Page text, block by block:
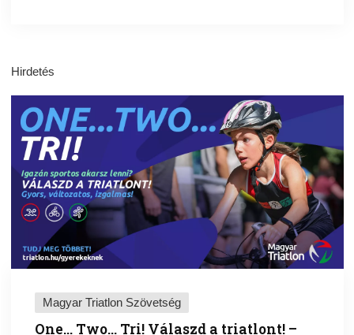
Hirdetés
Magyar Triatlon Szövetség
One… Two… Tri! Válaszd a triatlont! –